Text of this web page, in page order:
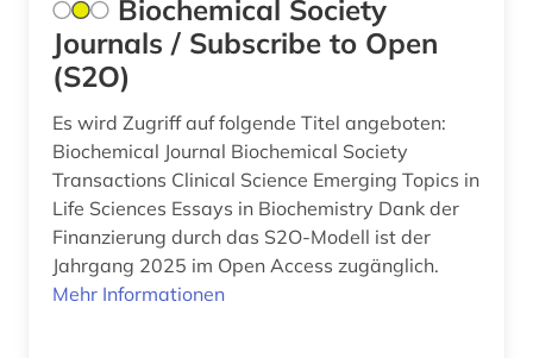
proteine (3)
proteinstruktur (1)
proteomik (1)
psychologie (5)
Biochemical Society
Journals / Subscribe to Open
(S2O)
Es wird Zugriff auf folgende Titel angeboten:
Biochemical Journal Biochemical Society
Transactions Clinical Science Emerging Topics in
Life Sciences Essays in Biochemistry Dank der
Finanzierung durch das S2O-Modell ist der
Jahrgang 2025 im Open Access zugänglich.
Mehr Informationen